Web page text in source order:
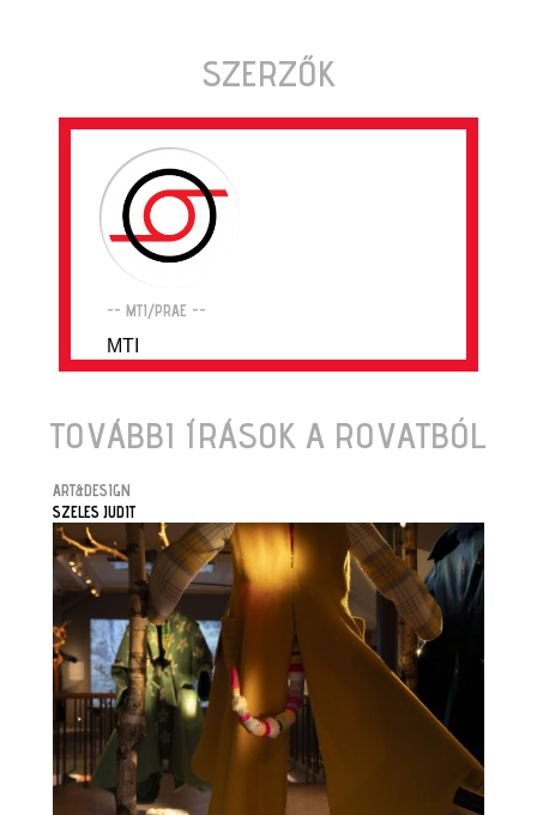
SZERZŐK
-- MTI/PRAE --
MTI
TOVÁBBI ÍRÁSOK A ROVATBÓL
ART&DESIGN
SZELES JUDIT